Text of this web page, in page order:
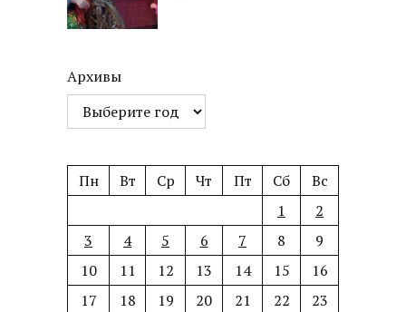
Архивы
Пн Вт Ср Чт Пт Сб
Вс
1
2
3
4 5 6 7 8
9
10
11 12 13 14 15
16
17
18 19 20 21 22
23